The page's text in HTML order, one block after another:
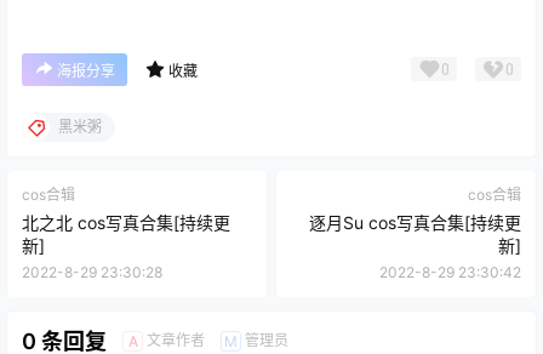
海报分享 收藏 0 0
黑米粥
cos合辑
北之北 cos写真合集[持续更
新]
2022-8-29 23:30:28
cos合辑
逐月Su cos写真合集[持续更
新]
2022-8-29 23:30:42
0 条回复 A 文章作者 M 管理员